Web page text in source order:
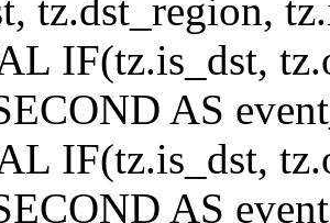
tz.dst_region,
IF(tz.is_dst,
AS
IF(tz.is_dst,
AS